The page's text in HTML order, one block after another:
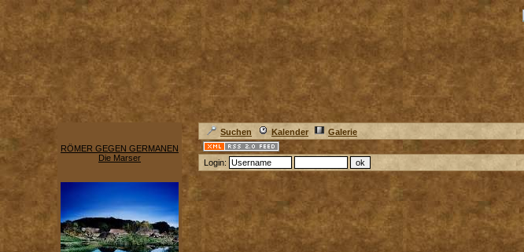
RÖMER GEGEN GERMANEN
Die Marser
Suchen Kalender Galerie
Login: